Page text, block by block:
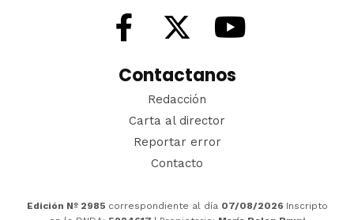
Contactanos
Redacción
Carta al director
Reportar error
Contacto
Edición Nº 2985 correspondiente al día 07/08/2026 Inscripto